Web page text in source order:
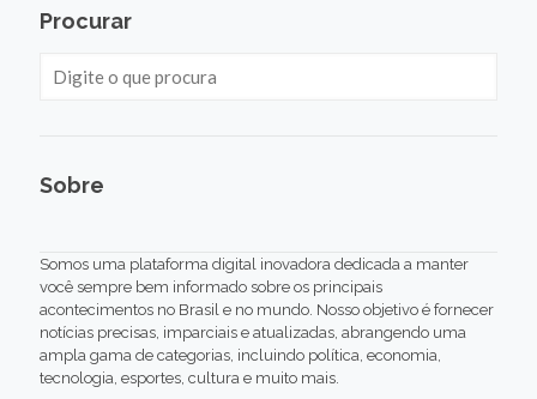
Procurar
Sobre
Somos uma plataforma digital inovadora dedicada a manter
você sempre bem informado sobre os principais
acontecimentos no Brasil e no mundo. Nosso objetivo é fornecer
notícias precisas, imparciais e atualizadas, abrangendo uma
ampla gama de categorias, incluindo política, economia,
tecnologia, esportes, cultura e muito mais.